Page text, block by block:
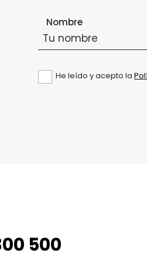
Nombre
He leído y acepto la
500